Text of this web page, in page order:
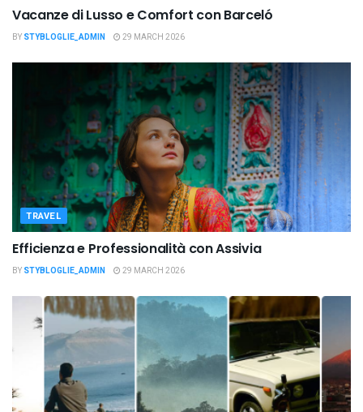
Vacanze di Lusso e Comfort con Barceló
BY STYBLOGLIE_ADMIN 29 MARCH 2026
TRAVEL
Efficienza e Professionalità con Assivia
BY STYBLOGLIE_ADMIN 29 MARCH 2026